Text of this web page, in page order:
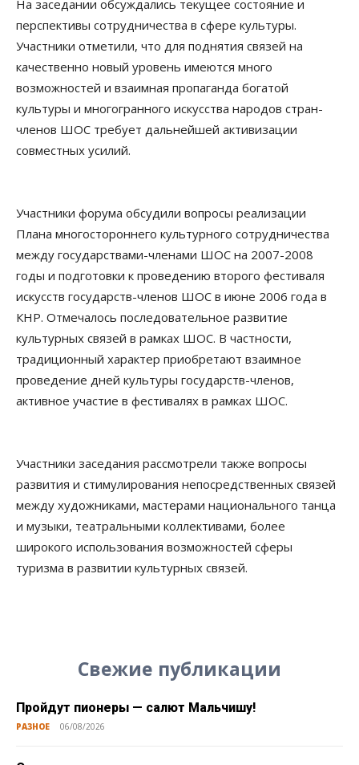
На заседании обсуждались текущее состояние и
перспективы сотрудничества в сфере культуры.
Участники отметили, что для поднятия связей на
качественно новый уровень имеются много
возможностей и взаимная пропаганда богатой
культуры и многогранного искусства народов стран-
членов ШОС требует дальнейшей активизации
совместных усилий.
Участники форума обсудили вопросы реализации
Плана многостороннего культурного сотрудничества
между государствами-членами ШОС на 2007-2008
годы и подготовки к проведению второго фестиваля
искусств государств-членов ШОС в июне 2006 года в
КНР. Отмечалось последовательное развитие
культурных связей в рамках ШОС. В частности,
традиционный характер приобретают взаимное
проведение дней культуры государств-членов,
активное участие в фестивалях в рамках ШОС.
Участники заседания рассмотрели также вопросы
развития и стимулирования непосредственных связей
между художниками, мастерами национального танца
и музыки, театральными коллективами, более
широкого использования возможностей сферы
туризма в развитии культурных связей.
Свежие публикации
Пройдут пионеры — салют Мальчишу!
РАЗНОЕ 06/08/2026